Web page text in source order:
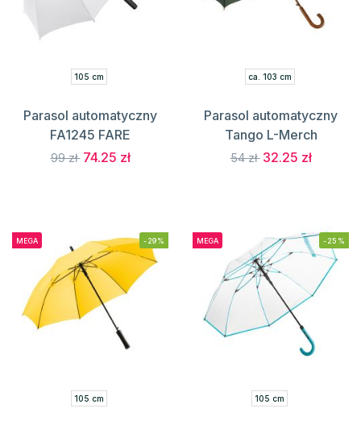
105 cm
Parasol automatyczny
FA1245 FARE
99 zł 74.25 zł
ca. 103 cm
Parasol automatyczny
Tango L-Merch
54 zł 32.25 zł
MEGA -29%
105 cm
MEGA -25%
105 cm